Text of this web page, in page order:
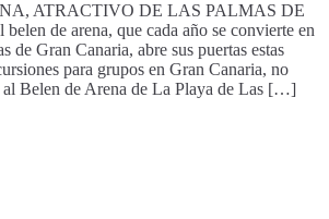
ATRACTIVO DE LAS PALMAS DE
de arena, que cada año se convierte en
de Gran Canaria, abre sus puertas estas
para grupos en Gran Canaria, no
al Belen de Arena de La Playa de Las […]